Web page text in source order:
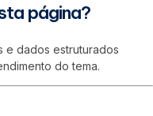
página?
e dados estruturados
do tema.